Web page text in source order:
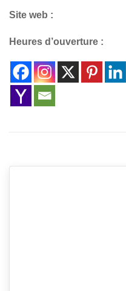
Site web :
Heures d’ouverture :